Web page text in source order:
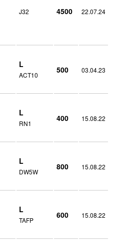
J32 4500 22.07.24
L
ACT10
500 03.04.23
L
RN1
400 15.08.22
L
DW5W
800 15.08.22
L
TAFP
600 15.08.22